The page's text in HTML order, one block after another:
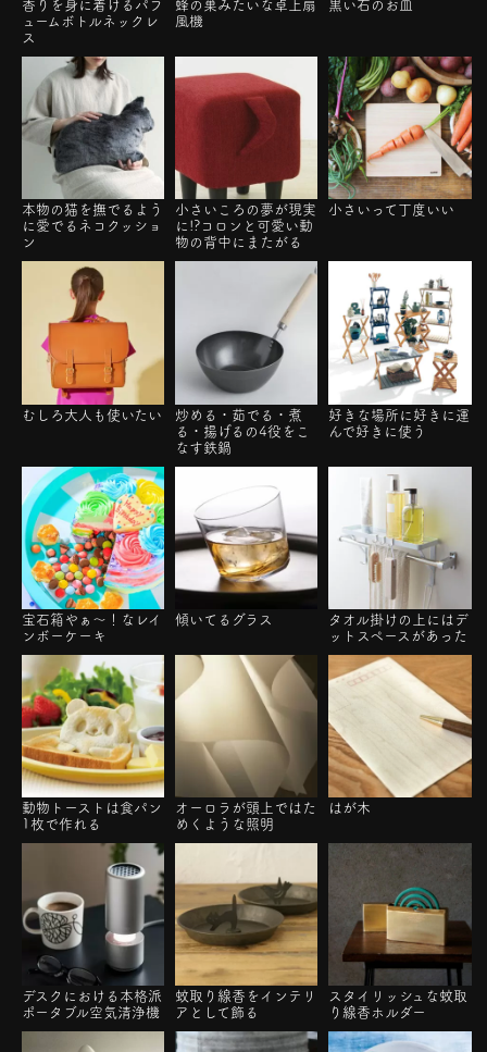
香りを身に着けるパフ
ュームボトルネックレ
ス
蜂の巣みたいな卓上扇
風機
黒い石のお皿
本物の猫を撫でるよう
に愛でるネコクッショ
ン
小さいころの夢が現実
に!?コロンと可愛い動
物の背中にまたがる
小さいって丁度いい
むしろ大人も使いたい
炒める・茹でる・煮
る・揚げるの4役をこ
なす鉄鍋
好きな場所に好きに運
んで好きに使う
宝石箱やぁ～！なレイ
ンボーケーキ
傾いてるグラス
タオル掛けの上にはデ
ットスペースがあった
動物トーストは食パン
1枚で作れる
オーロラが頭上ではた
めくような照明
はが木
デスクにおける本格派
ポータブル空気清浄機
蚊取り線香をインテリ
アとして飾る
スタイリッシュな蚊取
り線香ホルダー